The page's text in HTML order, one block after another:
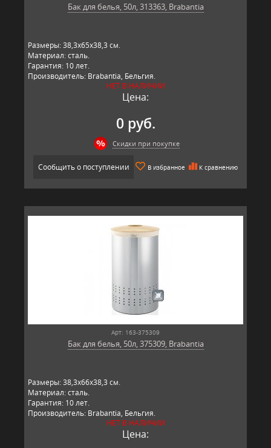
Бак для белья, 50л, 313363, Brabantia
Размеры: 38,3х65х38,3 см.
Материал: сталь.
Гарантия: 10 лет.
Производитель: Brabantia, Бельгия.
НЕТ В НАЛИЧИИ
Цена:
0 руб.
Скидки при покупке
Сообщить о поступлении В избранное К сравнению
Арт: 163-375309
Бак для белья, 50л, 375309, Brabantia
Размеры: 38,3х66х38,3 см.
Материал: сталь.
Гарантия: 10 лет.
Производитель: Brabantia, Бельгия.
НЕТ В НАЛИЧИИ
Цена: